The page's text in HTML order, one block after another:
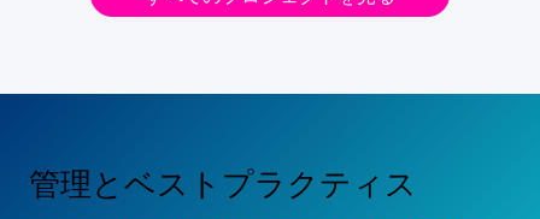
管理とベストプラクティス